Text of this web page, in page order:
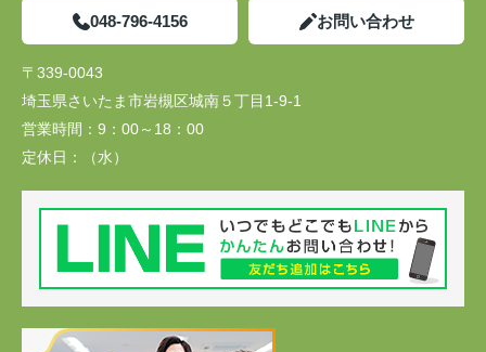
048-796-4156 お問い合わせ
〒339-0043
埼玉県さいたま市岩槻区城南５丁目1-9-1
営業時間： 9：00～18：00
定休日：
（水）